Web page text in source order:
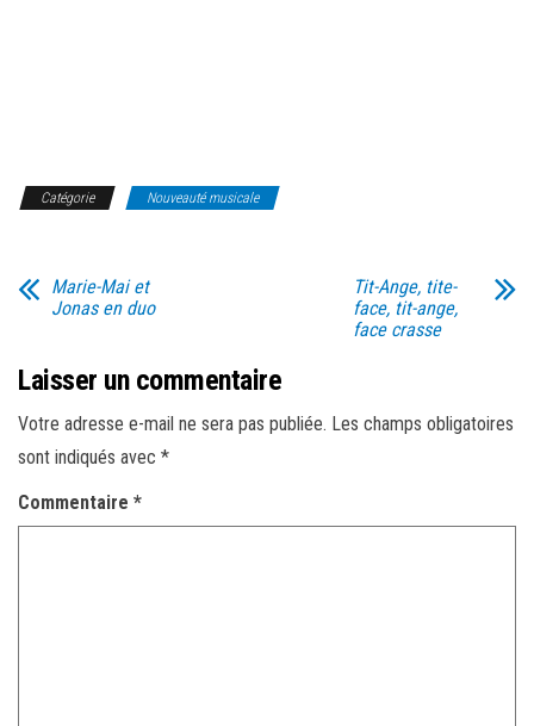
Catégorie Nouveauté musicale
Marie-Mai et
Jonas en duo
Tit-Ange, tite-
face, tit-ange,
face crasse
Laisser un commentaire
Votre adresse e-mail ne sera pas publiée. Les champs obligatoires
sont indiqués avec *
Commentaire *